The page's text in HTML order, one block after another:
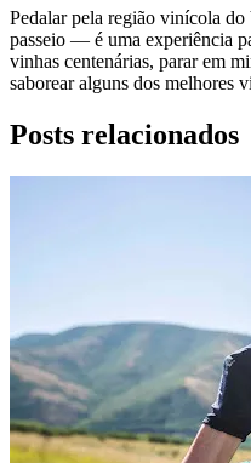
Tour Douro Vinhateiro em
Pedalar pela região vinícola
passeio — é uma experiência
vinhas centenárias, parar em
saborear alguns dos melhores
Posts relacionados